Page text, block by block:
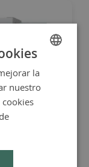
gel 30 ml -
SPANISH
ENGLISH
la
nuestro